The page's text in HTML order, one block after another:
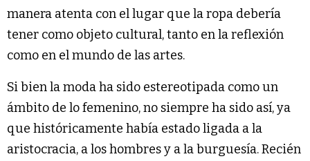
manera atenta con el lugar que la ropa debería
tener como objeto cultural, tanto en la reflexión
como en el mundo de las artes.
Si bien la moda ha sido estereotipada como un
ámbito de lo femenino, no siempre ha sido así, ya
que históricamente había estado ligada a la
aristocracia, a los hombres y a la burguesía. Recién